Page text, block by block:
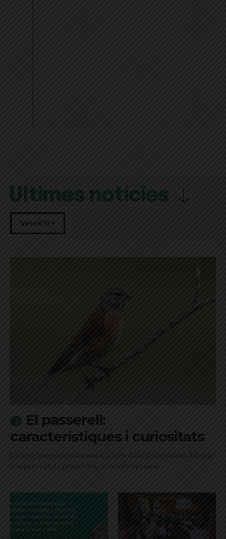
Últimes notícies
Veure'n +
El passerell:
característiques i curiositats
La seva principal amenaça, a més de la desaparició del seu
hàbitat i l'ús de pesticides, és el silvestrisme